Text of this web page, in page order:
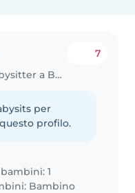
Lavoro per babysitter a Bagno a Ripoli
7
per
profilo.
1
Bambino